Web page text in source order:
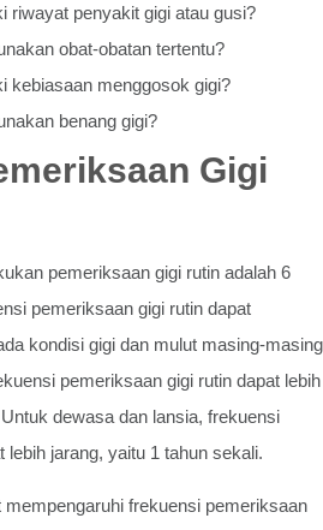
riwayat penyakit gigi atau gusi?
obat-obatan tertentu?
kebiasaan menggosok gigi?
benang gigi?
Gigi
pemeriksaan gigi rutin adalah 6
pemeriksaan gigi rutin dapat
kondisi gigi dan mulut masing-masing
pemeriksaan gigi rutin dapat lebih
dewasa dan lansia, frekuensi
lebih jarang, yaitu 1 tahun sekali.
frekuensi pemeriksaan